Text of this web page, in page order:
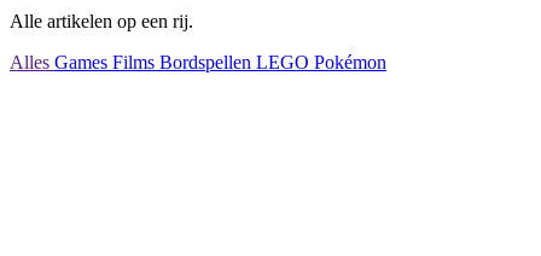
Alle artikelen op een rij.
Alles Games Films Bordspellen LEGO Pokémon